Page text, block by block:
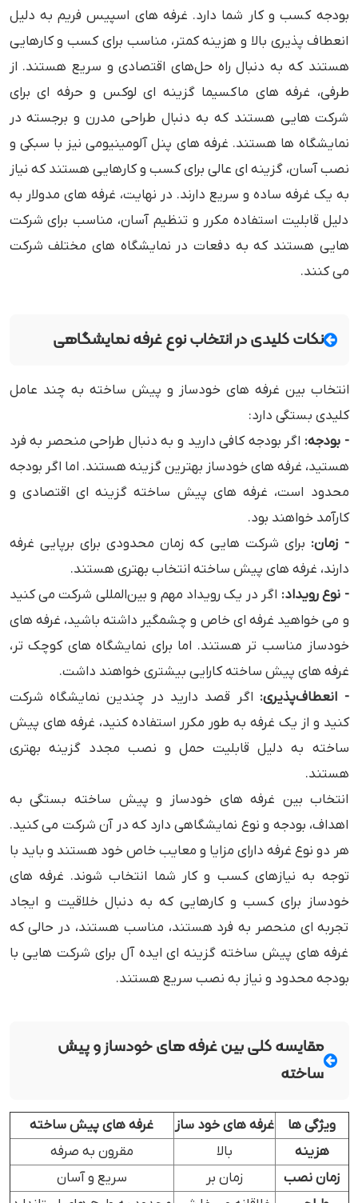
بودجه کسب‌ و کار شما دارد. غرفه‌ های اسپیس فریم به دلیل
انعطاف‌ پذیری بالا و هزینه کمتر، مناسب برای کسب‌ و کارهایی
هستند که به دنبال راه‌ حل‌های اقتصادی و سریع هستند. از
طرفی، غرفه‌ های ماکسیما گزینه‌ ای لوکس و حرفه‌ ای برای
شرکت ‌هایی هستند که به دنبال طراحی مدرن و برجسته در
نمایشگاه‌ ها هستند. غرفه ‌های پنل آلومینیومی نیز با سبکی و
نصب آسان، گزینه ‌ای عالی برای کسب و کارهایی هستند که نیاز
به یک غرفه ساده و سریع دارند. در نهایت، غرفه ‌های مدولار به
دلیل قابلیت استفاده مکرر و تنظیم آسان، مناسب برای شرکت‌
هایی هستند که به دفعات در نمایشگاه‌ های مختلف شرکت
می ‌کنند.
نکات کلیدی در انتخاب نوع غرفه نمایشگاهی
انتخاب بین غرفه ‌های خودساز و پیش ‌ساخته به چند عامل
کلیدی بستگی دارد:
- بودجه: اگر بودجه کافی دارید و به دنبال طراحی منحصر به فرد
هستید، غرفه‌ های خودساز بهترین گزینه هستند. اما اگر بودجه
محدود است، غرفه‌ های پیش ‌ساخته گزینه ‌ای اقتصادی و
کارآمد خواهند بود.
- زمان: برای شرکت ‌هایی که زمان محدودی برای برپایی غرفه
دارند، غرفه ‌های پیش‌ ساخته انتخاب بهتری هستند.
- نوع رویداد: اگر در یک رویداد مهم و بین‌المللی شرکت می ‌کنید
و می ‌خواهید غرفه‌ ای خاص و چشمگیر داشته باشید، غرفه‌ های
خودساز مناسب ‌تر هستند. اما برای نمایشگاه‌ های کوچک ‌تر،
غرفه ‌های پیش ‌ساخته کارایی بیشتری خواهند داشت.
- انعطاف‌پذیری: اگر قصد دارید در چندین نمایشگاه شرکت
کنید و از یک غرفه به طور مکرر استفاده کنید، غرفه ‌های پیش‌
ساخته به دلیل قابلیت حمل و نصب مجدد گزینه بهتری
هستند.
انتخاب بین غرفه‌ های خودساز و پیش ‌ساخته بستگی به
اهداف، بودجه و نوع نمایشگاهی دارد که در آن شرکت می ‌کنید.
هر دو نوع غرفه دارای مزایا و معایب خاص خود هستند و باید با
توجه به نیازهای کسب ‌و کار شما انتخاب شوند. غرفه‌ های
خودساز برای کسب ‌و کارهایی که به دنبال خلاقیت و ایجاد
تجربه ‌ای منحصر به ‌فرد هستند، مناسب هستند، در حالی که
غرفه ‌های پیش ‌ساخته گزینه ‌ای ایده ‌آل برای شرکت‌ هایی با
بودجه محدود و نیاز به نصب سریع هستند.
مقایسه کلی بین غرفه‌ های خودساز و پیش
‌ساخته
ویژگی ها غرفه های خود ساز
غرفه های پیش ساخته
هزینه
بالا
مقرون به صرفه
زمان نصب
زمان بر
سریع و آسان